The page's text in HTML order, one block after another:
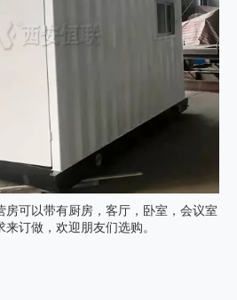
房可以带有厨房，客厅，卧室，会议室
订做，欢迎朋友们选购。